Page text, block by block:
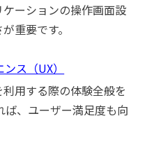
ーションの操作画面設
重要です。
ス（UX）
用する際の体験全般を
ば、ユーザー満足度も向